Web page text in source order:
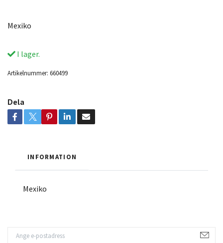
Mexiko
I lager.
Artikelnummer: 660499
Dela
INFORMATION
Mexiko